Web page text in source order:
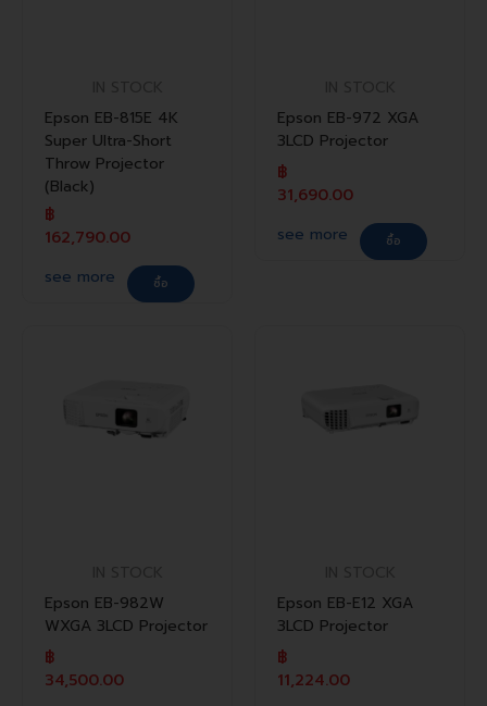
Epson EB-815E 4K
Super Ultra-Short
Throw Projector
(Black)
฿
162,790.00
see more
ซื้อ
Epson EB-972 XGA
3LCD Projector
฿
31,690.00
see more
ซื้อ
Epson EB-982W
WXGA 3LCD Projector
฿
34,500.00
Epson EB-E12 XGA
3LCD Projector
฿
11,224.00